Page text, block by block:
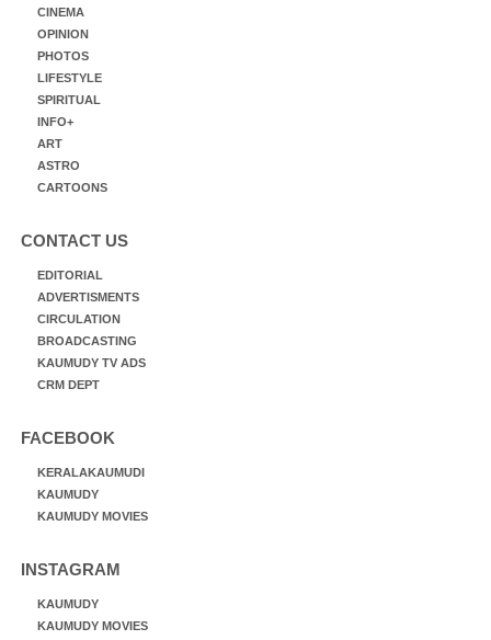
CINEMA
OPINION
PHOTOS
LIFESTYLE
SPIRITUAL
INFO+
ART
ASTRO
CARTOONS
CONTACT US
EDITORIAL
ADVERTISMENTS
CIRCULATION
BROADCASTING
KAUMUDY TV ADS
CRM DEPT
FACEBOOK
KERALAKAUMUDI
KAUMUDY
KAUMUDY MOVIES
INSTAGRAM
KAUMUDY
KAUMUDY MOVIES